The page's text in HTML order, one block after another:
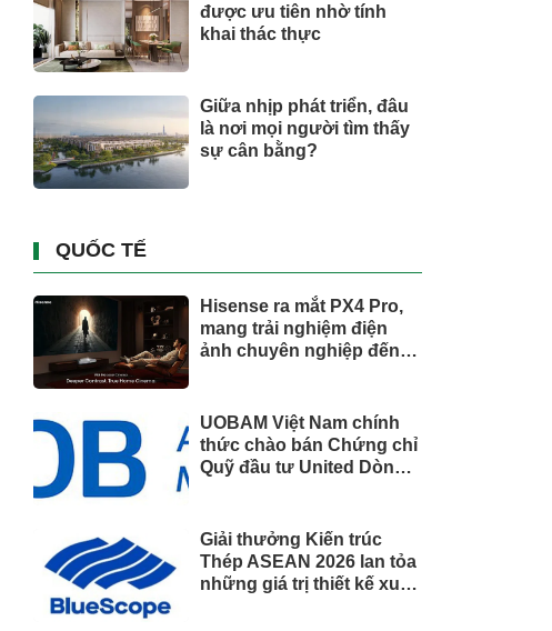
được ưu tiên nhờ tính
khai thác thực
Giữa nhịp phát triển, đâu
là nơi mọi người tìm thấy
sự cân bằng?
QUỐC TẾ
Hisense ra mắt PX4 Pro,
mang trải nghiệm điện
ảnh chuyên nghiệp đến
UOBAM Việt Nam chính
thức chào bán Chứng chỉ
Quỹ đầu tư United Dòng
Giải thưởng Kiến trúc
Thép ASEAN 2026 lan tỏa
những giá trị thiết kế xuất